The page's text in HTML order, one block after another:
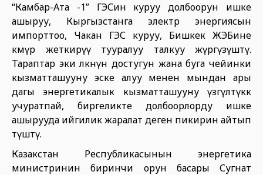
“Камбар-Ата -1” ГЭСин куруу долбоорун ишке
ашыруу, Кыргызстанга электр энергиясын
импорттоо, Чакан ГЭС куруу, Бишкек ЖЭБине
көмүр жеткирүү тууралуу талкуу жүргүзүштү.
Тараптар эки өлкөнүн достугун жана буга чейинки
кызматташууну эске алуу менен мындан ары
дагы энергетикалык кызматташууну үзгүлтүккө
учуратпай, биргеликте долбоорлорду ишке
ашырууда ийгилик жаралат деген пикирин айтып
өтүштү.
Казакстан Республикасынын энергетика
министринин биринчи орун басары Сугнат